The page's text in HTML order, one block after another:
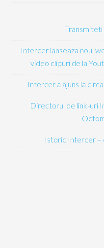
Intercer lanseaza noul
video clipuri de la
Intercer a ajuns la
Directorul de link-uri
Istoric Intercer –